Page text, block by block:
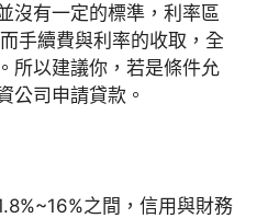
沒有一定的標準，利率區
手續費與利率的收取，全
所以建議你，若是條件允
公司申請貸款。
之間，信用與財務